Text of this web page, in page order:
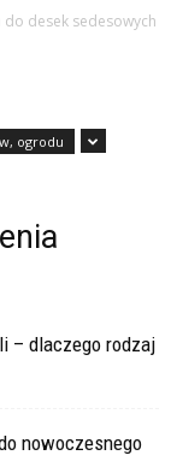
do desek sedesowych
ogrodu
– dlaczego rodzaj
nowoczesnego